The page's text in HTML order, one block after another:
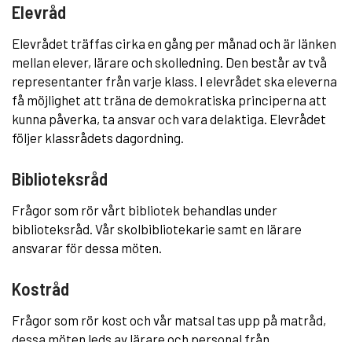
Elevråd
Elevrådet träffas cirka en gång per månad och är länken
mellan elever, lärare och skolledning. Den består av två
representanter från varje klass. I elevrådet ska eleverna
få möjlighet att träna de demokratiska principerna att
kunna påverka, ta ansvar och vara delaktiga. Elevrådet
följer klassrådets dagordning.
Biblioteksråd
Frågor som rör vårt bibliotek behandlas under
biblioteksråd. Vår skolbibliotekarie samt en lärare
ansvarar för dessa möten.
Kostråd
Frågor som rör kost och vår matsal tas upp på matråd,
dessa möten leds av lärare och personal från